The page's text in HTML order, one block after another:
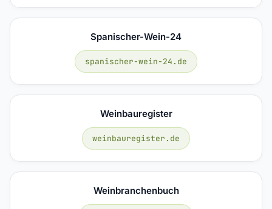
Spanischer-Wein-24
spanischer-wein-24.de
Weinbauregister
weinbauregister.de
Weinbranchenbuch